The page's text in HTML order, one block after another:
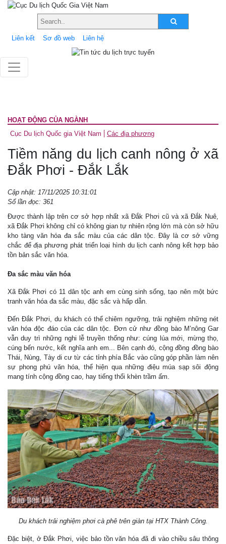
Liên kết Sơ đồ web Liên hệ
HOẠT ĐỘNG CỦA NGÀNH
Cục Du lịch Quốc gia Việt Nam
Các địa phương
Tiềm năng du lịch canh nông ở xã
Đắk Phơi - Đắk Lắk
Cập nhật: 17/11/2025 10:31:01
Số lần đọc: 361
Được thành lập trên cơ sở hợp nhất xã Đắk Phơi cũ và xã Đắk Nuê,
xã Đắk Phơi không chỉ có không gian tự nhiên rộng lớn mà còn sở hữu
kho tàng văn hóa đa sắc màu của các dân tộc. Đây là cơ sở vững
chắc để địa phương phát triển loại hình du lịch canh nông kết hợp bảo
tồn bản sắc văn hóa.
Đa sắc màu văn hóa
Xã Đắk Phơi có 11 dân tộc anh em cùng sinh sống, tạo nên một bức
tranh văn hóa đa sắc màu, đặc sắc và hấp dẫn.
Đến Đắk Phơi, du khách có thể chiêm ngưỡng, trải nghiệm những nét
văn hóa độc đáo của các dân tộc. Đơn cử như đồng bào M’nông Gar
vẫn duy trì những nghi lễ truyền thống như: cúng lúa mới, mừng thọ,
cúng bến nước, kết nghĩa anh em... Bên cạnh đó, cộng đồng đồng bào
Thái, Nùng, Tày di cư từ các tỉnh phía Bắc vào cũng góp phần làm nên
sự phong phú văn hóa, thể hiện qua những điệu múa sạp sôi động
mang tính cộng đồng cao, hay tiếng thổi khèn trầm ấm.
Du khách trải nghiệm phơi cà phê trên giàn tại HTX Thành Công.
Đặc biệt, ở Đắk Phơi, việc bảo tồn văn hóa đã đi vào chiều sâu thông